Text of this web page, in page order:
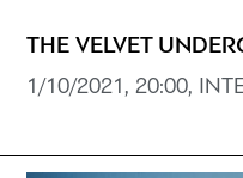
THE VELVET
1/10/2021, 20:00,